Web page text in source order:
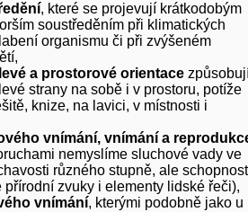
, které se projevují krátkodobým
soustředěním při klimatických
organismu či při zvýšeném
a prostorové orientace
strany na sobě i v prostoru, potíže
knize, na lavici, v místnosti i
vnímání, vnímání a
nemyslíme sluchové vady ve
různého stupně, ale schopnost
přírodní zvuky i elementy lidské řeči),
vnímání, kterými podobně jako u